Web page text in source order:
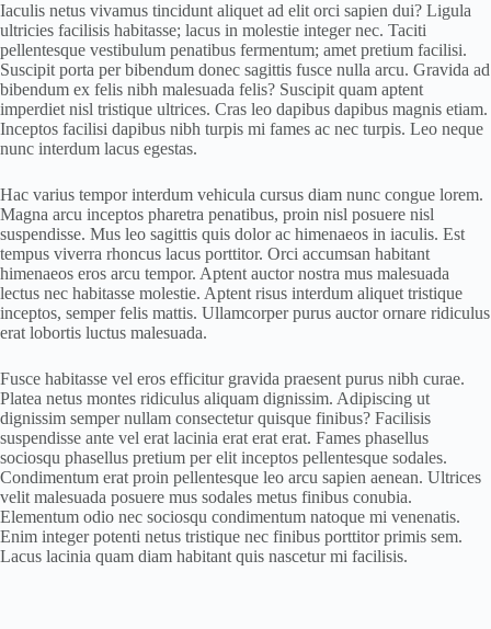
Iaculis netus vivamus tincidunt aliquet ad elit orci sapien dui? Ligula
ultricies facilisis habitasse; lacus in molestie integer nec. Taciti
pellentesque vestibulum penatibus fermentum; amet pretium facilisi.
Suscipit porta per bibendum donec sagittis fusce nulla arcu. Gravida ad
bibendum ex felis nibh malesuada felis? Suscipit quam aptent
imperdiet nisl tristique ultrices. Cras leo dapibus dapibus magnis etiam.
Inceptos facilisi dapibus nibh turpis mi fames ac nec turpis. Leo neque
nunc interdum lacus egestas.
Hac varius tempor interdum vehicula cursus diam nunc congue lorem.
Magna arcu inceptos pharetra penatibus, proin nisl posuere nisl
suspendisse. Mus leo sagittis quis dolor ac himenaeos in iaculis. Est
tempus viverra rhoncus lacus porttitor. Orci accumsan habitant
himenaeos eros arcu tempor. Aptent auctor nostra mus malesuada
lectus nec habitasse molestie. Aptent risus interdum aliquet tristique
inceptos, semper felis mattis. Ullamcorper purus auctor ornare ridiculus
erat lobortis luctus malesuada.
Fusce habitasse vel eros efficitur gravida praesent purus nibh curae.
Platea netus montes ridiculus aliquam dignissim. Adipiscing ut
dignissim semper nullam consectetur quisque finibus? Facilisis
suspendisse ante vel erat lacinia erat erat erat. Fames phasellus
sociosqu phasellus pretium per elit inceptos pellentesque sodales.
Condimentum erat proin pellentesque leo arcu sapien aenean. Ultrices
velit malesuada posuere mus sodales metus finibus conubia.
Elementum odio nec sociosqu condimentum natoque mi venenatis.
Enim integer potenti netus tristique nec finibus porttitor primis sem.
Lacus lacinia quam diam habitant quis nascetur mi facilisis.